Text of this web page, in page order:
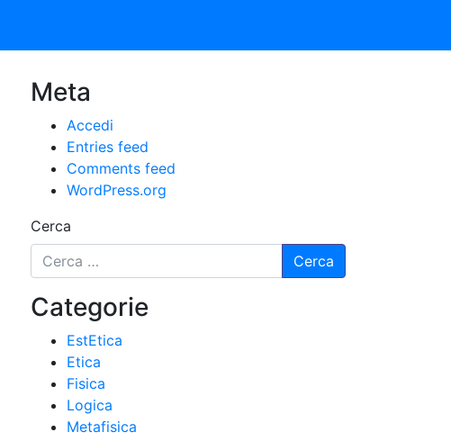
Meta
Accedi
Entries feed
Comments feed
WordPress.org
Cerca
Categorie
EstEtica
Etica
Fisica
Logica
Metafisica